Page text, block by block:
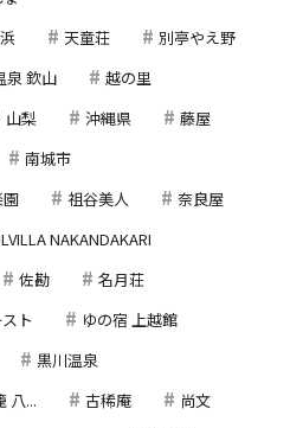
天童荘
別亭やえ野
泉 欽山
越の里
山梨 沖縄県
藤屋
南城市
園
祖谷美人
奈良屋
NAKANDAKARI
佐勘
名月荘
ト
ゆの宿 上越館
黒川温泉
八... 古稀庵
尚文